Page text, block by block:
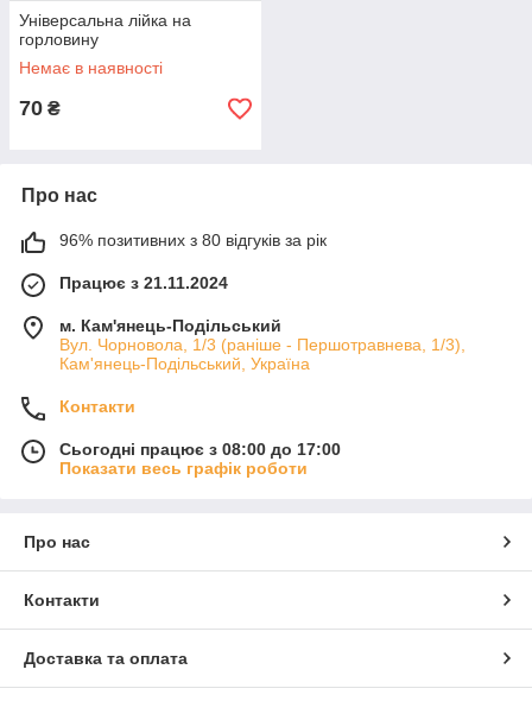
Універсальна лійка на
горловину
Немає в наявності
70 ₴
Про нас
96% позитивних з 80 відгуків за рік
Працює з 21.11.2024
м. Кам'янець-Подільський
Вул. Чорновола, 1/3 (раніше - Першотравнева, 1/3),
Кам'янець-Подільський, Україна
Контакти
Сьогодні працює з 08:00 до 17:00
Показати весь графік роботи
Про нас
Контакти
Доставка та оплата